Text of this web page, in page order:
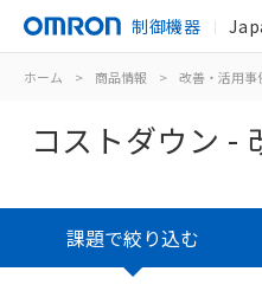
制御機器
ホーム > 商品情報 > 改善・活用事
コストダウン -
課題で絞り込む